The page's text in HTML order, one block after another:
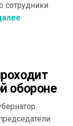
сотрудники
обороне